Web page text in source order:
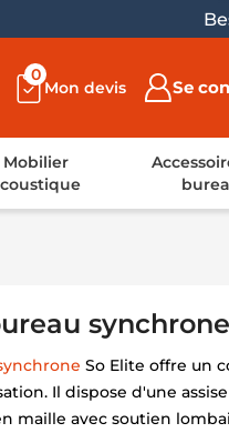
Mon devis
0
Se
Mobilier
So Elite offre un
Il dispose d'une
maille avec soutien